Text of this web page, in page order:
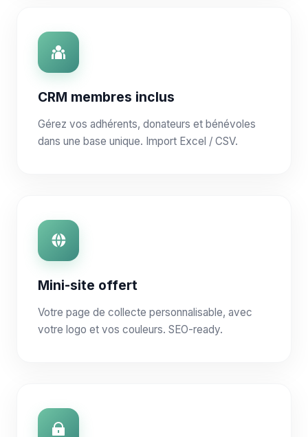
CRM membres inclus
Gérez vos adhérents, donateurs et bénévoles
dans une base unique. Import Excel / CSV.
Mini-site offert
Votre page de collecte personnalisable, avec
votre logo et vos couleurs. SEO-ready.